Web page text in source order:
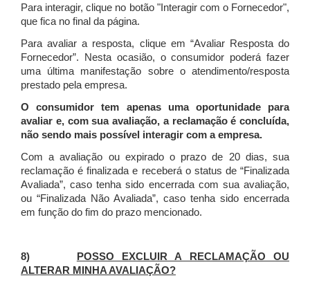
Para interagir, clique no botão "Interagir com o Fornecedor",
que fica no final da página.
Para avaliar a resposta, clique em “Avaliar Resposta do
Fornecedor”. Nesta ocasião, o consumidor poderá fazer
uma última manifestação sobre o atendimento/resposta
prestado pela empresa.
O consumidor tem apenas uma oportunidade para
avaliar e, com sua avaliação, a reclamação é concluída,
não sendo mais possível interagir com a empresa.
Com a avaliação ou expirado o prazo de 20 dias, sua
reclamação é finalizada e receberá o status de “Finalizada
Avaliada”, caso tenha sido encerrada com sua avaliação,
ou “Finalizada Não Avaliada”, caso tenha sido encerrada
em função do fim do prazo mencionado.
8)
POSSO EXCLUIR A RECLAMAÇÃO OU
ALTERAR MINHA AVALIAÇÃO?